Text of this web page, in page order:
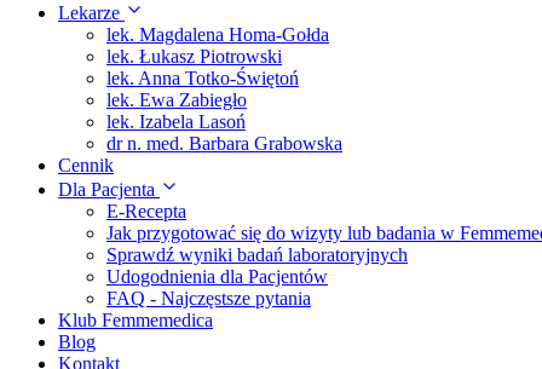
Lekarze
lek. Magdalena Homa-Gołda
lek. Łukasz Piotrowski
lek. Anna Totko-Świętoń
lek. Ewa Zabiegło
lek. Izabela Lasoń
dr n. med. Barbara Grabowska
Cennik
Dla Pacjenta
E-Recepta
Jak przygotować się do wizyty lub badania w
Sprawdź wyniki badań laboratoryjnych
Udogodnienia dla Pacjentów
FAQ - Najczęstsze pytania
Klub Femmemedica
Blog
Kontakt